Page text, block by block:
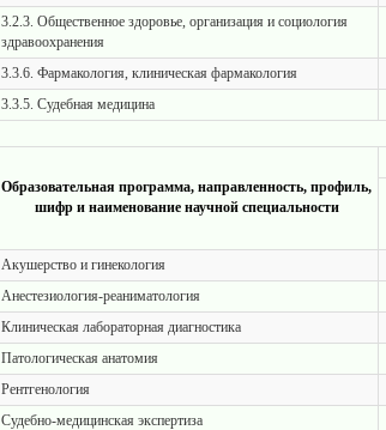
3.2.3. Общественное здоровье, организация и социология
здравоохранения
3.3.6. Фармакология, клиническая фармакология
3.3.5. Судебная медицина
Образовательная программа, направленность, профиль,
шифр и наименование научной специальности
Акушерство и гинекология
Анестезиология-реаниматология
Клиническая лабораторная диагностика
Патологическая анатомия
Рентгенология
Судебно-медицинская экспертиза